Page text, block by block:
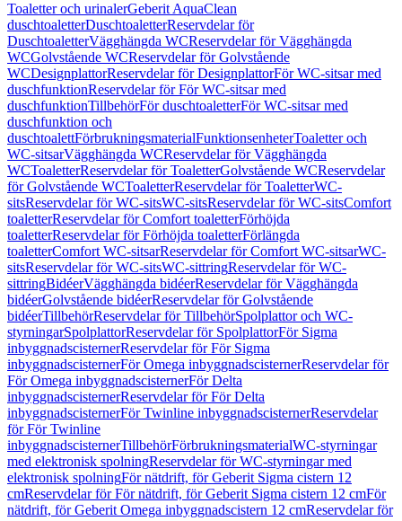
Toaletter och urinalerGeberit AquaClean
duschtoaletterDuschtoaletterReservdelar för
DuschtoaletterVägghängda WCReservdelar för Vägghängda
WCGolvstående WCReservdelar för Golvstående
WCDesignplattorReservdelar för DesignplattorFör WC-sitsar med
duschfunktionReservdelar för För WC-sitsar med
duschfunktionTillbehörFör duschtoaletterFör WC-sitsar med
duschfunktion och
duschtoalettFörbrukningsmaterialFunktionsenheterToaletter och
WC-sitsarVägghängda WCReservdelar för Vägghängda
WCToaletterReservdelar för ToaletterGolvstående WCReservdelar
för Golvstående WCToaletterReservdelar för ToaletterWC-
sitsReservdelar för WC-sitsWC-sitsReservdelar för WC-sitsComfort
toaletterReservdelar för Comfort toaletterFörhöjda
toaletterReservdelar för Förhöjda toaletterFörlängda
toaletterComfort WC-sitsarReservdelar för Comfort WC-sitsarWC-
sitsReservdelar för WC-sitsWC-sittringReservdelar för WC-
sittringBidéerVägghängda bidéerReservdelar för Vägghängda
bidéerGolvstående bidéerReservdelar för Golvstående
bidéerTillbehörReservdelar för TillbehörSpolplattor och WC-
styrningarSpolplattorReservdelar för SpolplattorFör Sigma
inbyggnadscisternerReservdelar för För Sigma
inbyggnadscisternerFör Omega inbyggnadscisternerReservdelar för
För Omega inbyggnadscisternerFör Delta
inbyggnadscisternerReservdelar för För Delta
inbyggnadscisternerFör Twinline inbyggnadscisternerReservdelar
för För Twinline
inbyggnadscisternerTillbehörFörbrukningsmaterialWC-styrningar
med elektronisk spolningReservdelar för WC-styrningar med
elektronisk spolningFör nätdrift, för Geberit Sigma cistern 12
cmReservdelar för För nätdrift, för Geberit Sigma cistern 12 cmFör
nätdrift, för Geberit Omega inbyggnadscistern 12 cmReservdelar för